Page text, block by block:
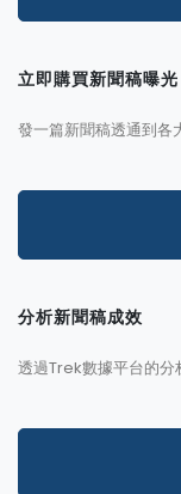
立即購買新聞稿曝光
發一篇新聞稿透通到各
分析新聞稿成效
透過Trek數據平台的分